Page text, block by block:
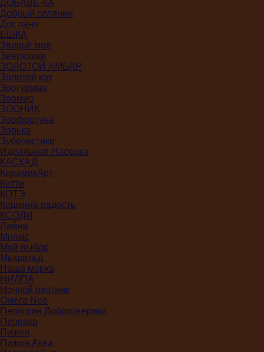
ДОБАВЬ-КА
Добрый селянин
Дог ланч
ЕШКА
Зверьё моё
Зверюшки
ЗОЛОТОЙ АМБАР
Золотой кот
Зоогурман
Зоомир
ЗООНИК
Зоофортуна
Зорька
Зубочистики
Идеальная Наседка
КАСКАД
КерамикАрт
Китти
КОТЭ
Кошкина радость
КСОДИ
Лайна
Мнямс
Мой выбор
Мышильд
Наша марка
НИЛПА
Ночной охотник
Омега Neo
Пелигрин Доброзверики
Перрико
Пижон
Пижон Аква